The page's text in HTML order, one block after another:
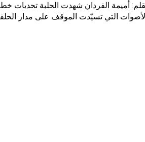
أميمة الفردان شهدت الحلبة تحديات
التي تسيّدت الموقف على مدار